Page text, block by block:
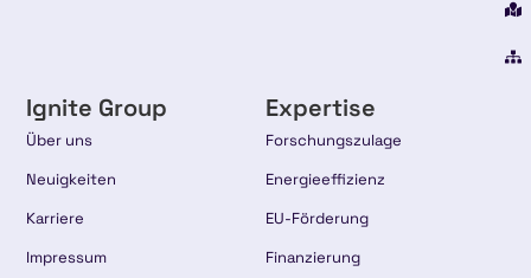
Ignite Group
Über uns
Neuigkeiten
Karriere
Impressum
Expertise
Forschungszulage
Energieeffizienz
EU-Förderung
Finanzierung